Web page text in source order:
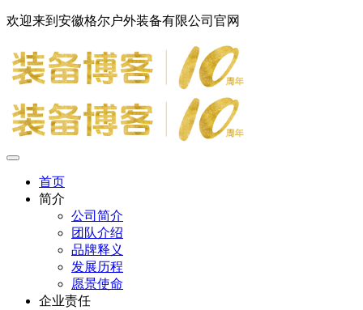
欢迎来到安徽格尔户外装备有限公司官网
首页
简介
公司简介
团队介绍
品牌释义
发展历程
愿景使命
企业责任